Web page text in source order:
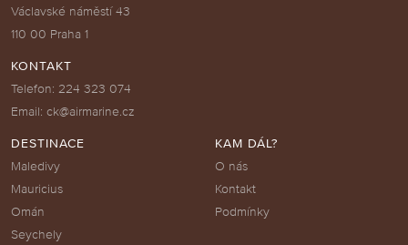
Václavské náměstí 43
110 00 Praha 1
KONTAKT
Telefon: 224 323 074
Email: ck@airmarine.cz
DESTINACE
Maledivy
Mauricius
Omán
Seychely
KAM DÁL?
O nás
Kontakt
Podmínky